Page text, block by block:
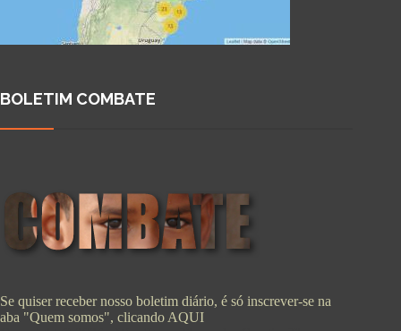
BOLETIM COMBATE
Se quiser receber nosso boletim diário, é só inscrever-se na
aba "Quem somos", clicando AQUI